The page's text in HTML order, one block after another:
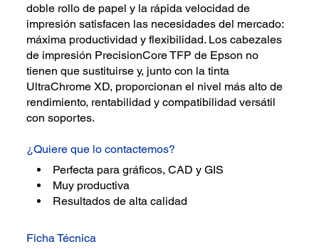
doble rollo de papel y la rápida velocidad de
impresión satisfacen las necesidades del mercado:
máxima productividad y flexibilidad. Los cabezales
de impresión PrecisionCore TFP de Epson no
tienen que sustituirse y, junto con la tinta
UltraChrome XD, proporcionan el nivel más alto de
rendimiento, rentabilidad y compatibilidad versátil
con soportes.
¿Quiere que lo contactemos?
Perfecta para gráficos, CAD y GIS
Muy productiva
Resultados de alta calidad
Ficha Técnica